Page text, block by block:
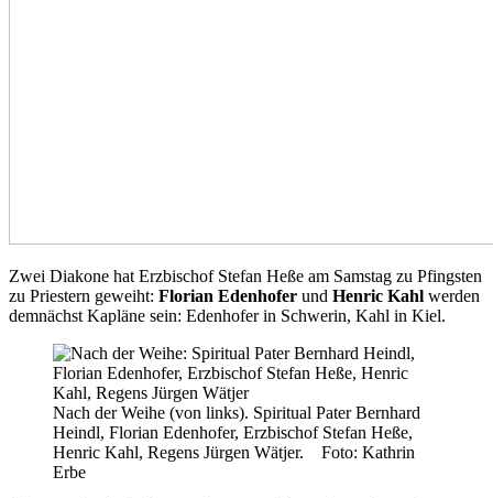
Zwei Diakone hat Erzbischof Stefan Heße am Samstag zu Pfingsten
zu Priestern geweiht: Florian Edenhofer und Henric Kahl werden
demnächst Kapläne sein: Edenhofer in Schwerin, Kahl in Kiel.
Nach der Weihe (von links). Spiritual Pater Bernhard
Heindl, Florian Edenhofer, Erzbischof Stefan Heße,
Henric Kahl, Regens Jürgen Wätjer. Foto: Kathrin
Erbe